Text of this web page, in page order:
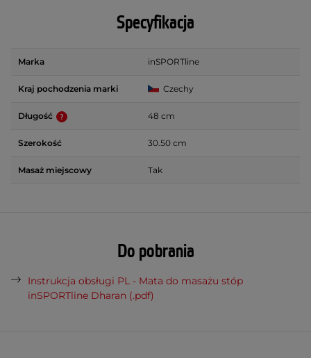
Specyfikacja
Marka inSPORTline
Kraj pochodzenia marki Czechy
Długość 48 cm
Szerokość 30.50 cm
Masaż miejscowy Tak
Do pobrania
Instrukcja obsługi PL - Mata do masażu stóp
inSPORTline Dharan (.pdf)